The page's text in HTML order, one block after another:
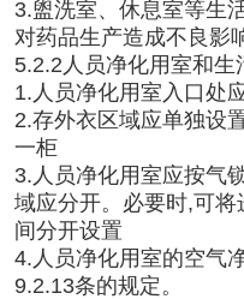
3.盥洗室、休息室等生
对药品生产造成不良影
5.2.2人员净化用室和
1.人员净化用室入口处
2.存外衣区域应单独设
一柜
3.人员净化用室应按气
域应分开。必要时,可
间分开设置
4.人员净化用室的空气
9.2.13条的规定。